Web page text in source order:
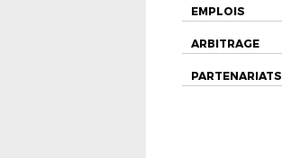
EMPLOIS
ARBITRAGE
PARTENARIATS